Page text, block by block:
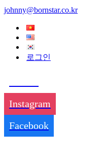
johnny@bornstar.co.kr
로그인
Instagram
Facebook